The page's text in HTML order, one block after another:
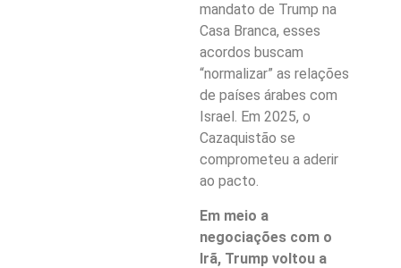
mandato de Trump na
Casa Branca, esses
acordos buscam
“normalizar” as relações
de países árabes com
Israel. Em 2025, o
Cazaquistão se
comprometeu a aderir
ao pacto.
Em meio a
negociações com o
Irã, Trump voltou a